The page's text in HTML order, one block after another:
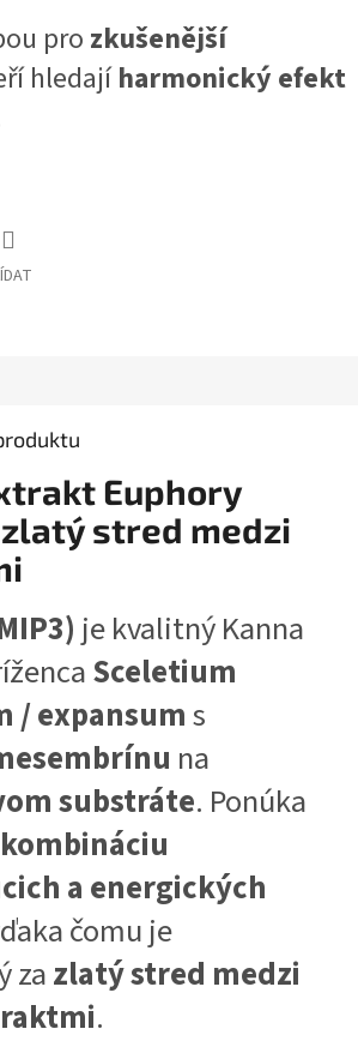
pro zkušenější
hledajíharmonický efekt
Euphory
zlatý stred medzi
je kvalitný Kanna
Sceletium
/ expansums
na
substráte. Ponúka
a energických
čomu je
zazlatý stred medzi
.